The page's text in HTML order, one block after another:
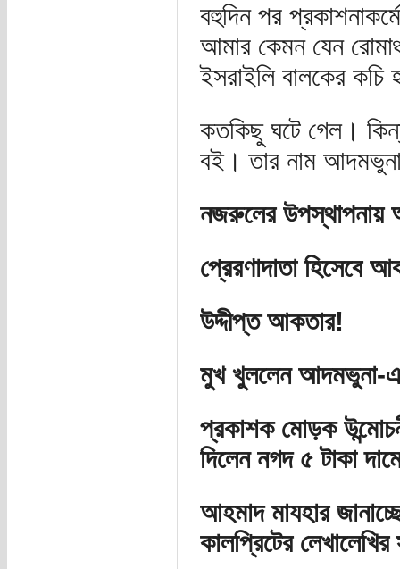
বহুদিন পর
আমার কেমন যেন
ইসরাইলি বালকের
কতকিছু ঘটে গেল।
বই। তার নাম
নজরুলের উপস্থাপনায়
প্রেরণাদাতা হিসেবে
উদ্দীপ্ত আকতার!
মুখ খুললেন আদমভুনা-
প্রকাশক মোড়ক
দিলেন নগদ ৫ টাকা
আহমাদ মাযহার
কালপ্রিটের লেখালেখির